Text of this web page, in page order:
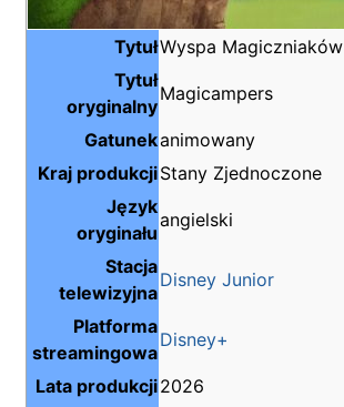
TytułWyspa Magiczniaków
Tytuł
oryginalny
Magicampers
Gatunekanimowany
Kraj produkcjiStany Zjednoczone
Język
oryginału
angielski
Stacja
telewizyjna
Disney Junior
Platforma
streamingowa
Disney+
Lata produkcji2026